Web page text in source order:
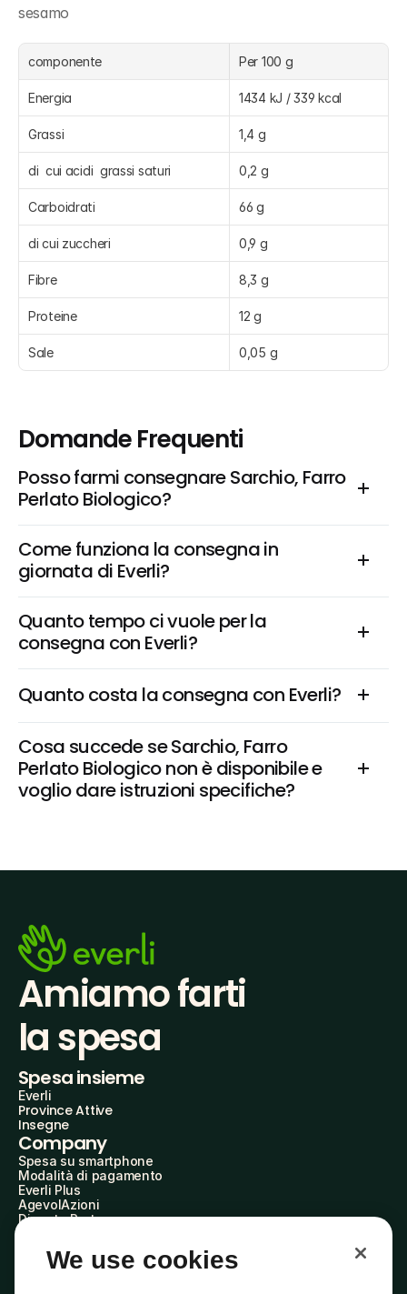
sesamo
componente Per 100 g
Energia 1434 kJ / 339 kcal
Grassi 1,4 g
di  cui acidi  grassi saturi 0,2 g
Carboidrati 66 g
di cui zuccheri 0,9 g
Fibre 8,3 g
Proteine 12 g
Sale 0,05 g
Domande Frequenti
Posso farmi consegnare Sarchio, Farro
Perlato Biologico?
Come funziona la consegna in
giornata di Everli?
Quanto tempo ci vuole per la
consegna con Everli?
Quanto costa la consegna con Everli?
Cosa succede se Sarchio, Farro
Perlato Biologico non è disponibile e
voglio dare istruzioni specifiche?
Amiamo farti
la spesa
Spesa insieme
Everli
Province Attive
Insegne
Company
Spesa su smartphone
Modalità di pagamento
Everli Plus
AgevolAzioni
Diventa Partner
Everli Shoppers
About Us
We use cookies